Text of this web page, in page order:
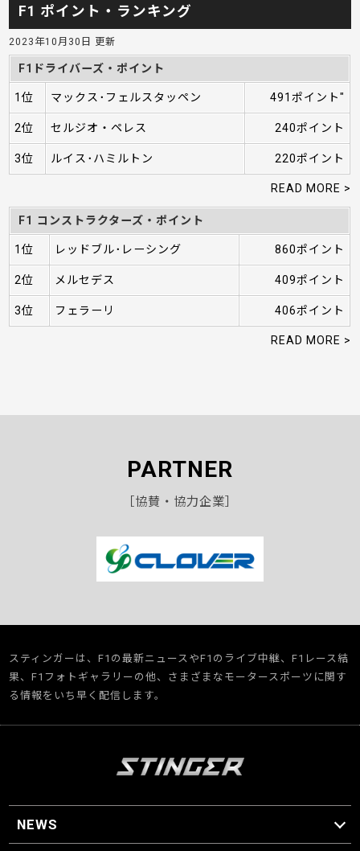
F1 ポイント・ランキング
2023年10月30日 更新
F1ドライバーズ・ポイント
1位 マックス･フェルスタッペン 491ポイント"
2位 セルジオ・ペレス 240ポイント
3位 ルイス･ハミルトン 220ポイント
READ MORE >
F1 コンストラクターズ・ポイント
1位 レッドブル･レーシング 860ポイント
2位 メルセデス 409ポイント
3位 フェラーリ 406ポイント
READ MORE >
PARTNER
［協賛・協力企業］
スティンガーは、F1の最新ニュースやF1のライブ中継、F1レース結
果、F1フォトギャラリーの他、さまざまなモータースポーツに関す
る情報をいち早く配信します。
NEWS